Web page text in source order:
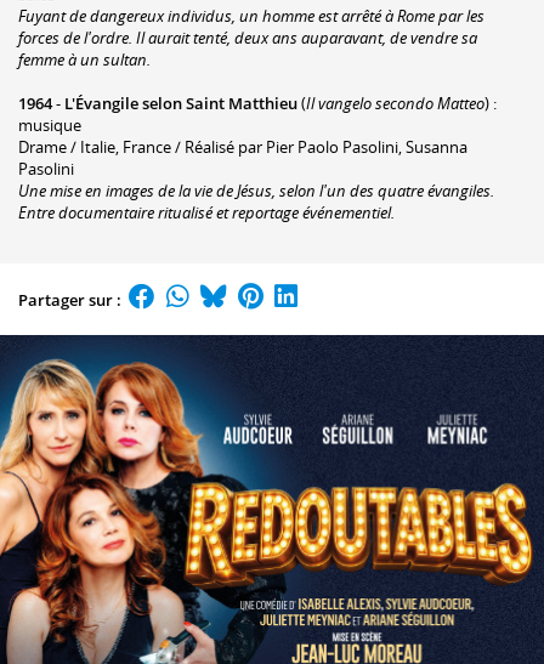
Fuyant de dangereux individus, un homme est arrêté à Rome par les
forces de l'ordre. Il aurait tenté, deux ans auparavant, de vendre sa
femme à un sultan.
1964- L'Évangile selon Saint Matthieu(Il vangelo secondo Matteo) :
musique
Drame / Italie, France / Réalisé par Pier Paolo Pasolini, Susanna
Pasolini
Une mise en images de la vie de Jésus, selon l'un des quatre évangiles.
Entre documentaire ritualisé et reportage événementiel.
Partager sur :